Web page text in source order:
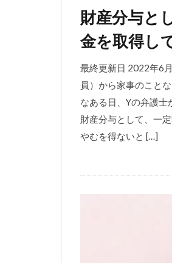
財産分与と
金を取得し
最終更新日 2022年6
員）から家事のこと
なある日、Yの弁護士
財産分与として、一
やむを得ないと […]